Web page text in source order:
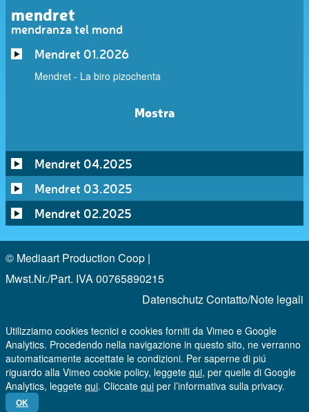
mendret
mendranza tel mond
Mendret 01.2026
Mendret - La biro pizochenta
Mostra
Mendret 04.2025
Mendret 03.2025
Mendret 02.2025
© Mediaart Production Coop |
Mwst.Nr./Part. IVA 00765890215
DatenschutzContatto/Note legali
Utilizziamo cookies tecnici e cookies forniti da Vimeo e Google
Analytics. Procedendo nella navigazione in questo sito, ne verranno
automaticamente accettate le condizioni. Per saperne di piú
riguardo alla Vimeo cookie policy, leggete qui, per quelle di Google
Analytics, leggete qui. Cliccate qui per l’informativa sulla privacy.
OK